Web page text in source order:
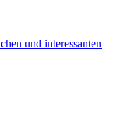
und interessanten